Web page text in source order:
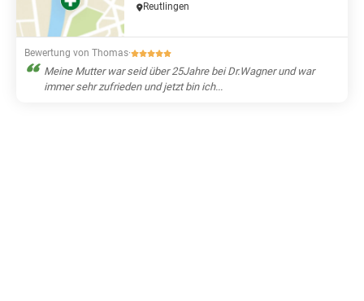
Reutlingen
Bewertung von Thomas·
Meine Mutter war seid über 25Jahre bei Dr.Wagner und war
immer sehr zufrieden und jetzt bin ich...